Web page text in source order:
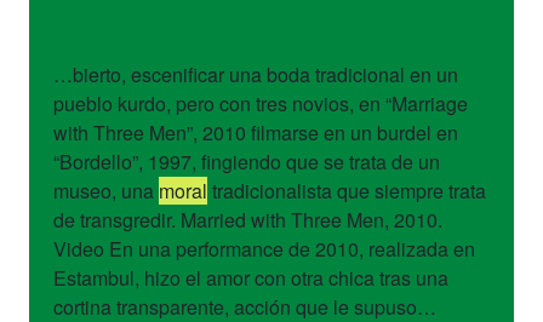
…bierto, escenificar una boda tradicional en un
pueblo kurdo, pero con tres novios, en “Marriage
with Three Men”, 2010 filmarse en un burdel en
“Bordello”, 1997, fingiendo que se trata de un
museo, una moral tradicionalista que siempre trata
de transgredir. Married with Three Men, 2010.
Video En una performance de 2010, realizada en
Estambul, hizo el amor con otra chica tras una
cortina transparente, acción que le supuso…